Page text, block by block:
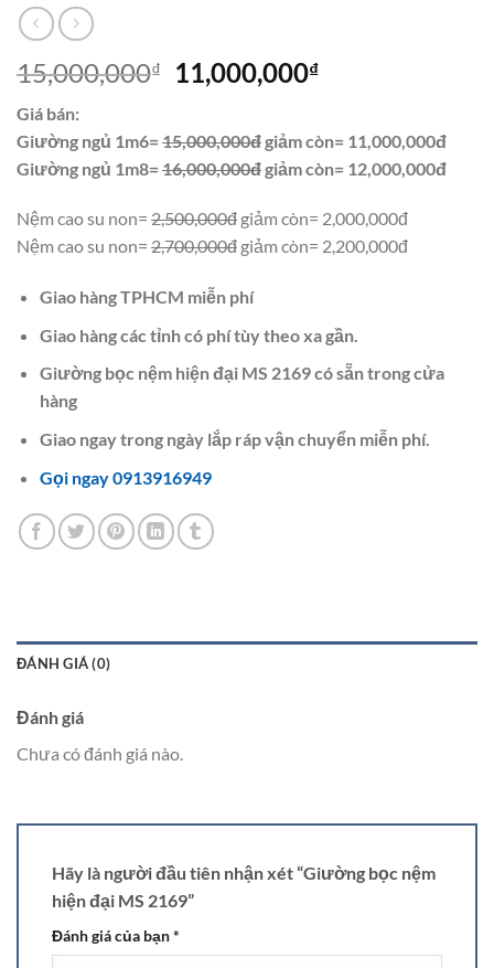
15,000,000₫
Giá
gốc
15,000,000₫.
11,000,000₫Giá
là:
11,000,000₫.
Giá bán:
Giường ngủ 1m6=15,000,000đgiảm còn= 11,000,000đ
Giường ngủ 1m8=16,000,000đgiảm còn= 12,000,000đ
Nệm cao su non= 2,500,000đ giảm còn= 2,000,000đ
Nệm cao su non= 2,700,000đ giảm còn= 2,200,000đ
Giao hàng TPHCM miễn phí
Giao hàng các tỉnh có phí tùy theo xa gần.
Giường bọc nệm hiện đại MS 2169 có sẵn trong cửa
hàng
Giao ngay trong ngày lắp ráp vận chuyển miễn phí.
Gọi ngay 0913916949
ĐÁNH GIÁ (0)
Đánh giá
Chưa có đánh giá nào.
Hãy là người đầu tiên nhận xét “Giường bọc nệm
hiện đại MS 2169”
Đánh giá của bạn*